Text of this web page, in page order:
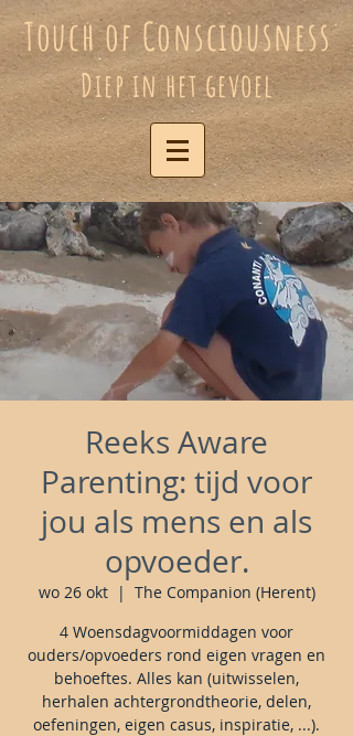
Touch of Consciousness
Diep in het gevoel
Reeks Aware
Parenting: tijd voor
jou als mens en als
opvoeder.
wo 26 okt
  |
The Companion (Herent)
4 Woensdagvoormiddagen voor
ouders/opvoeders rond eigen vragen en
behoeftes. Alles kan (uitwisselen,
herhalen achtergrondtheorie, delen,
oefeningen, eigen casus, inspiratie, ...).